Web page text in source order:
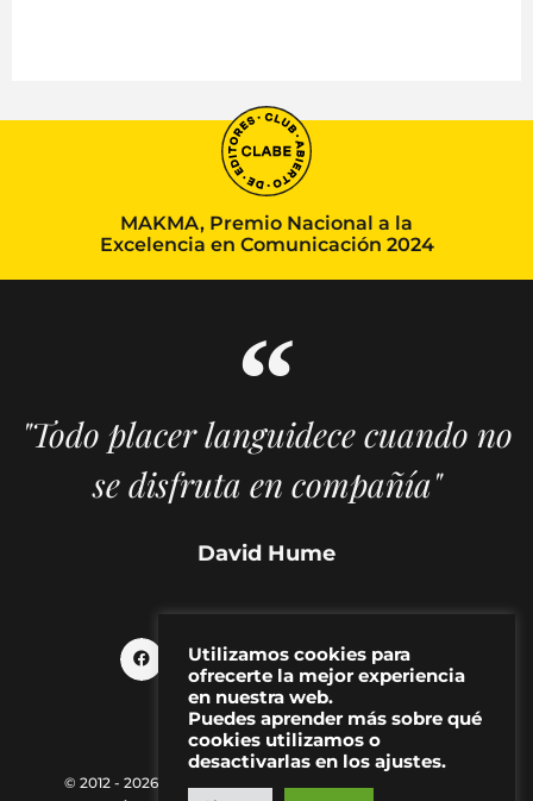
MAKMA, Premio Nacional a la
Excelencia en Comunicación 2024
"Todo placer languidece cuando no
se disfruta en compañía"
David Hume
© 2012 - 2026 MAKMA | Revista de artes visuales y cultura
Utilizamos cookies para
ofrecerte la mejor experiencia
en nuestra web.
Puedes aprender más sobre qué
cookies utilizamos o
desactivarlas en los ajustes.